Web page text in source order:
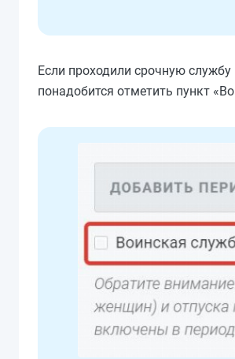
Если проходили срочную
понадобится отметить пункт